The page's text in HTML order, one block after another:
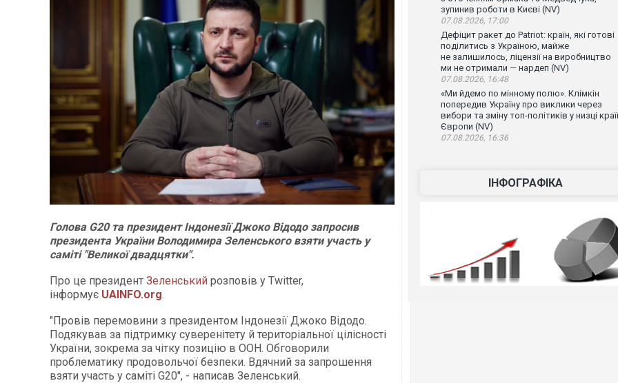
Голова G20 та президент Індонезії Джоко Відодо запросив
президента України Володимира Зеленського взяти участь у
саміті "Великої двадцятки".
Про це президент Зеленський розповів у Twitter,
інформує UAINFO.org.
"Провів перемовини з президентом Індонезії Джоко Відодо.
Подякував за підтримку суверенітету й територіальної цілісності
України, зокрема за чітку позицію в ООН. Обговорили
проблематику продовольчої безпеки. Вдячний за запрошення
взяти участь у саміті G20", - написав Зеленський.
зупинив роботи в Києві (NV)
07.08.2026, 17:00
Дефіцит ракет до Patriot: країн, які готові
поділитись з Україною, майже
не залишилось, ліцензії на виробництво
ми не отримали — нардеп (NV)
07.08.2026, 16:48
«Ми йдемо по мінному полю». Клімкін
попередив Україну про виклики через
вибори та зміну топ-політиків у низці
Європи (NV)
07.08.2026, 16:36
ІНФОГРАФІКА